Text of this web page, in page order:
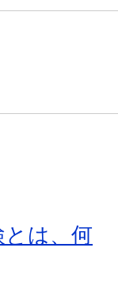
は、何